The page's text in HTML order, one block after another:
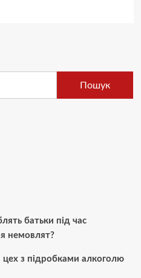
Пошук
батьки під час
немовлят?
цех з підробками алкоголю